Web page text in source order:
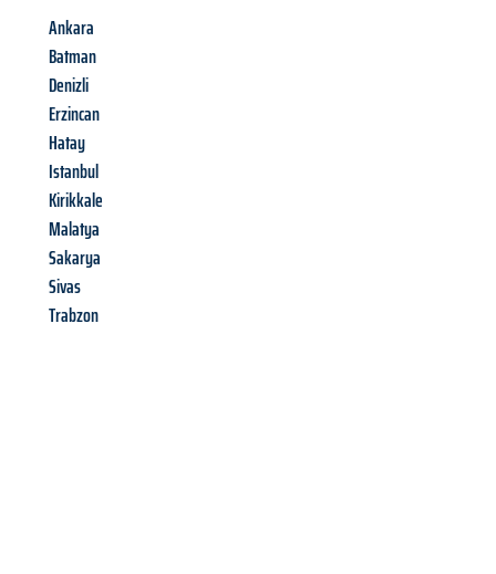
Ankara
Batman
Denizli
Erzincan
Hatay
Istanbul
Kirikkale
Malatya
Sakarya
Sivas
Trabzon